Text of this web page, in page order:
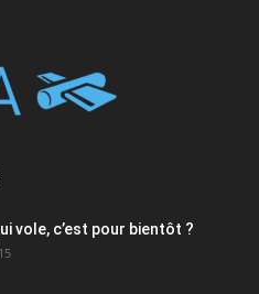
vole, c’est pour bientôt ?